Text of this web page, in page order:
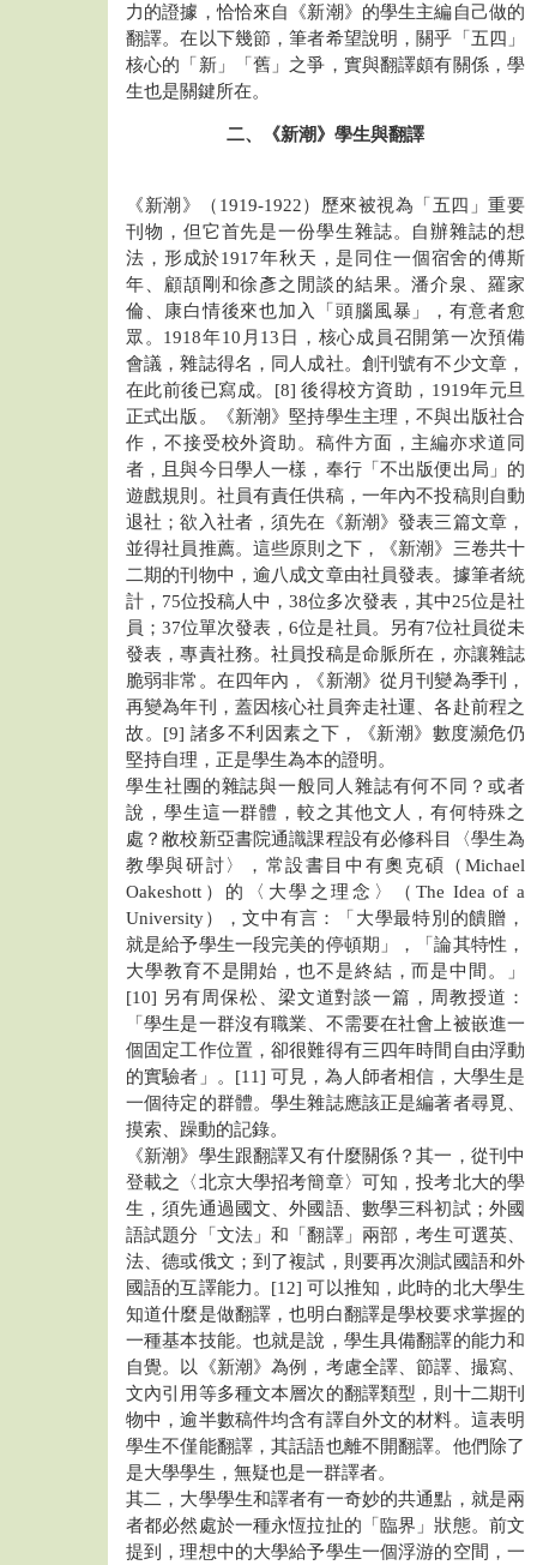
力的證據，恰恰來自《新潮》的學生主編自己做的
翻譯。在以下幾節，筆者希望說明，關乎「五四」
核心的「新」「舊」之爭，實與翻譯頗有關係，學
生也是關鍵所在。
二、《新潮》學生與翻譯
《新潮》（1919-1922）歷來被視為「五四」重要
刊物，但它首先是一份學生雜誌。自辦雜誌的想
法，形成於1917年秋天，是同住一個宿舍的傅斯
年、顧頡剛和徐彥之閒談的結果。潘介泉、羅家
倫、康白情後來也加入「頭腦風暴」，有意者愈
眾。1918年10月13日，核心成員召開第一次預備
會議，雜誌得名，同人成社。創刊號有不少文章，
在此前後已寫成。[8] 後得校方資助，1919年元旦
正式出版。《新潮》堅持學生主理，不與出版社合
作，不接受校外資助。稿件方面，主編亦求道同
者，且與今日學人一樣，奉行「不出版便出局」的
遊戲規則。社員有責任供稿，一年內不投稿則自動
退社；欲入社者，須先在《新潮》發表三篇文章，
並得社員推薦。這些原則之下，《新潮》三卷共十
二期的刊物中，逾八成文章由社員發表。據筆者統
計，75位投稿人中，38位多次發表，其中25位是社
員；37位單次發表，6位是社員。另有7位社員從未
發表，專責社務。社員投稿是命脈所在，亦讓雜誌
脆弱非常。在四年內，《新潮》從月刊變為季刊，
再變為年刊，蓋因核心社員奔走社運、各赴前程之
故。[9] 諸多不利因素之下，《新潮》數度瀕危仍
堅持自理，正是學生為本的證明。
學生社團的雜誌與一般同人雜誌有何不同？或者
說，學生這一群體，較之其他文人，有何特殊之
處？敝校新亞書院通識課程設有必修科目〈學生為
教學與研討〉，常設書目中有奧克碩（Michael
Oakeshott）的〈大學之理念〉（The Idea of a
University），文中有言：「大學最特別的饋贈，
就是給予學生一段完美的停頓期」，「論其特性，
大學教育不是開始，也不是終結，而是中間。」
[10] 另有周保松、梁文道對談一篇，周教授道：
「學生是一群沒有職業、不需要在社會上被嵌進一
個固定工作位置，卻很難得有三四年時間自由浮動
的實驗者」。[11] 可見，為人師者相信，大學生是
一個待定的群體。學生雜誌應該正是編著者尋覓、
摸索、躁動的記錄。
《新潮》學生跟翻譯又有什麼關係？其一，從刊中
登載之〈北京大學招考簡章〉可知，投考北大的學
生，須先通過國文、外國語、數學三科初試；外國
語試題分「文法」和「翻譯」兩部，考生可選英、
法、德或俄文；到了複試，則要再次測試國語和外
國語的互譯能力。[12] 可以推知，此時的北大學生
知道什麼是做翻譯，也明白翻譯是學校要求掌握的
一種基本技能。也就是說，學生具備翻譯的能力和
自覺。以《新潮》為例，考慮全譯、節譯、撮寫、
文內引用等多種文本層次的翻譯類型，則十二期刊
物中，逾半數稿件均含有譯自外文的材料。這表明
學生不僅能翻譯，其話語也離不開翻譯。他們除了
是大學學生，無疑也是一群譯者。
其二，大學學生和譯者有一奇妙的共通點，就是兩
者都必然處於一種永恆拉扯的「臨界」狀態。前文
提到，理想中的大學給予學生一個浮游的空間，一